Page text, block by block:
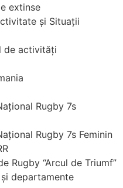
extinse
și Situații
de activități
Rugby 7s
Rugby 7s Feminin
Rugby “Arcul de Triumf”
departamente